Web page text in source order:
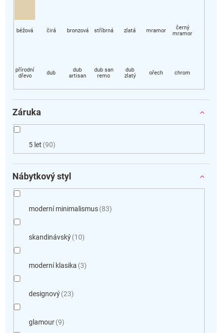
Záruka
5 let 90
Nábytkový styl
moderní minimalismus 83
skandinávský 10
moderní klasika 3
designový 23
glamour 9